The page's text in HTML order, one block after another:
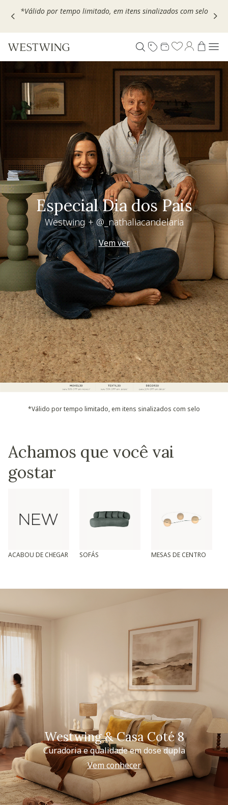
Escolha seu VOUCHER e ganhe até 30% OFF*: useMOVEL30,
Especial Dia dos Pais
Westwing + @_nathaliacandelaria
Vem ver
*Válido por tempo limitado, em itens sinalizados com selo
Achamos que você vai
gostar
ACABOU DE CHEGAR SOFÁS MESAS DE CENTRO
Westwing & Casa Coté 8
Curadoria e qualidade em dose dupla
Vem conhecer